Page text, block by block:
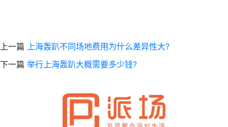
上一篇
上海轰趴不同场地费用为什么差异性大?
下一篇 举行上海轰趴大概需要多少钱?